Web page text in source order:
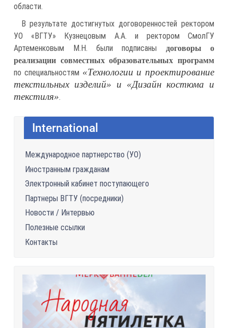
области.
В результате достигнутых договоренностей ректором
УО «ВГТУ» Кузнецовым А.А. и ректором СмолГУ
Артеменковым М.Н. были подписаны
договоры о
реализации совместных образовательных программ
по специальностям «Технологии и проектирование
текстильных изделий» и «Дизайн костюма и
текстиля».
International
Международное партнерство (УО)
Иностранным гражданам
Электронный кабинет поступающего
Партнеры ВГТУ (посредники)
Новости / Интервью
Полезные ссылки
Контакты